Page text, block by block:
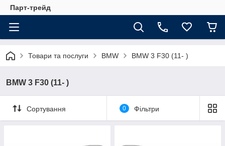
Парт-трейд
Товари та послуги BMW BMW 3 F30 (11- )
BMW 3 F30 (11- )
Сортування 0 Фільтри